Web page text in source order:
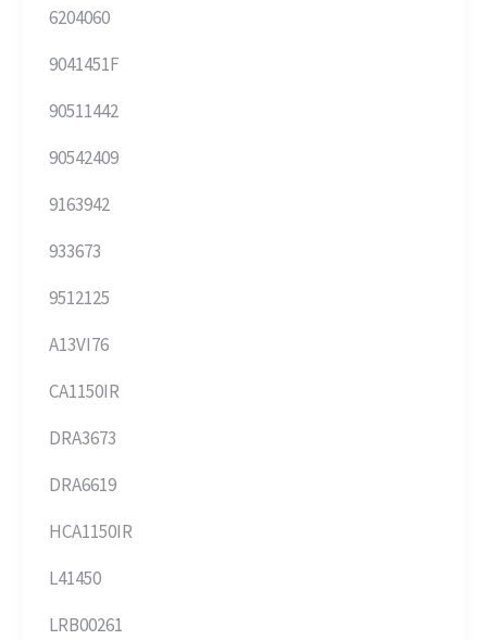
6204060
9041451F
90511442
90542409
9163942
933673
9512125
A13VI76
CA1150IR
DRA3673
DRA6619
HCA1150IR
L41450
LRB00261